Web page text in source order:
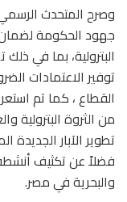
وصرح المتحدث
جهود الحكومة لضمان
البترولية، بما في ذلك
توفير الاعتمادات
القطاع ، كما تم
من الثروة البترولية
تطوير الآبار
فضلاً عن تكثيف
والبحرية في مصر.